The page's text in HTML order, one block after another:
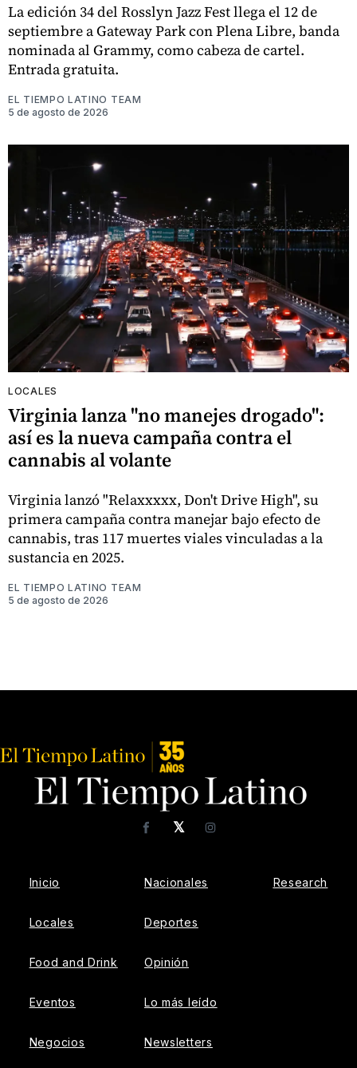
La edición 34 del Rosslyn Jazz Fest llega el 12 de
septiembre a Gateway Park con Plena Libre, banda
nominada al Grammy, como cabeza de cartel.
Entrada gratuita.
EL TIEMPO LATINO TEAM
5 de agosto de 2026
LOCALES
Virginia lanza "no manejes drogado":
así es la nueva campaña contra el
cannabis al volante
Virginia lanzó "Relaxxxxx, Don't Drive High", su
primera campaña contra manejar bajo efecto de
cannabis, tras 117 muertes viales vinculadas a la
sustancia en 2025.
EL TIEMPO LATINO TEAM
5 de agosto de 2026
𝕏
FacebookInstagram
Inicio
Locales
Food and Drink
Eventos
Negocios
Nacionales
Deportes
Opinión
Lo más leído
Newsletters
Research